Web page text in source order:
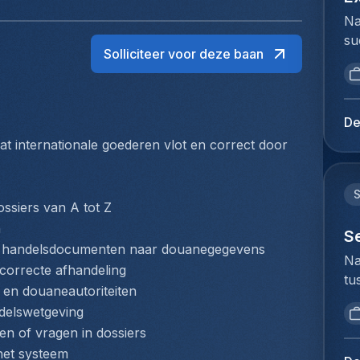
Solliciteer voor deze baan
internationale goederen vlot en correct door
van A tot Z
naar douanegegevens
afhandeling
douaneautoriteiten
of vragen in dossiers
systeem